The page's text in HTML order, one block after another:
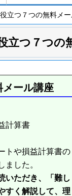
立つ７つの無料メ
立つ７つの
メール講座
計算書
トや損益計算書の
した。
いただき、「難し
すく解説して、理